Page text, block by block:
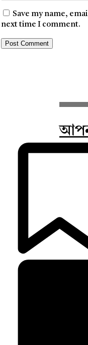
Save my name,
next time I comment.